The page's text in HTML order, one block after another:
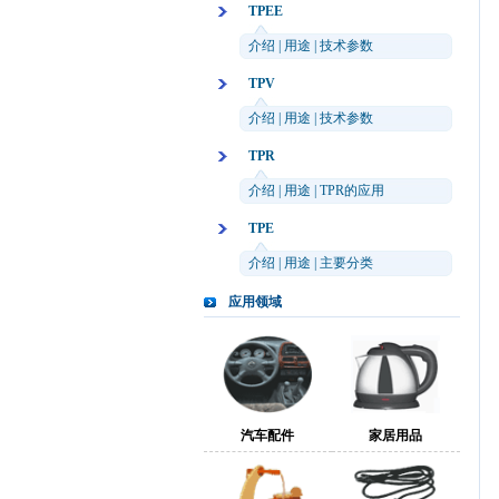
TPEE
介绍 用途 技术参数
TPV
介绍 用途 技术参数
TPR
介绍 用途 TPR的应用
TPE
介绍 用途 主要分类
应用领域
汽车配件 家居用品